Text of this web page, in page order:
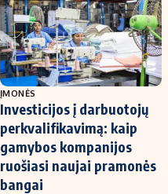
ĮMONĖS
Investicijos į darbuotojų
perkvalifikavimą: kaip
gamybos kompanijos
ruošiasi naujai pramonės
bangai